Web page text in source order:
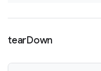
tearDown